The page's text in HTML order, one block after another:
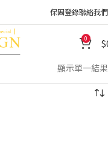
保固登錄聯絡我們
0
顯示單一結果